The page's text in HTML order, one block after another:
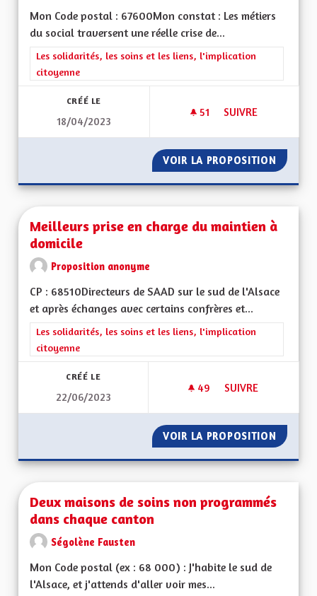
Mon Code postal : 67600Mon constat : Les métiers
du social traversent une réelle crise de...
Filtrer les résultats de la catégorie : Les solidarités, les soins
Les solidarités, les soins et les liens, l'implication
citoyenne
CRÉÉ LE
18/04/2023
51 51 ABONNÉS
SUIVRE
VOIR LA PROPOSITION
Meilleurs prise en charge du maintien à
domicile
Proposition anonyme
CP : 68510Directeurs de SAAD sur le sud de l'Alsace
et après échanges avec certains confrères et...
Filtrer les résultats de la catégorie : Les solidarités, les soins
Les solidarités, les soins et les liens, l'implication
citoyenne
CRÉÉ LE
22/06/2023
49 49 ABONNÉS
SUIVRE
VOIR LA PROPOSITION
Deux maisons de soins non programmés
dans chaque canton
Ségolène Fausten
Mon Code postal (ex : 68 000) : J'habite le sud de
l'Alsace, et j'attends d'aller voir mes...